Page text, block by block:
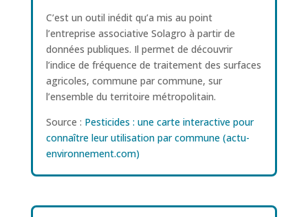
C’est un outil inédit qu’a mis au point
l’entreprise associative Solagro à partir de
données publiques. Il permet de découvrir
l’indice de fréquence de traitement des surfaces
agricoles, commune par commune, sur
l’ensemble du territoire métropolitain.
Source : Pesticides : une carte interactive pour
connaître leur utilisation par commune (actu-
environnement.com)